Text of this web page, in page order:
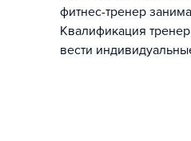
фитнес-тренер
Квалификация
вести